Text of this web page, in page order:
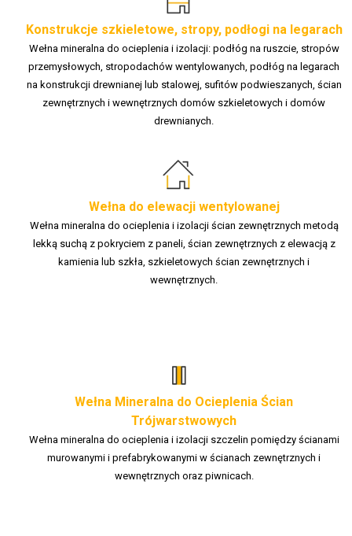
Konstrukcje szkieletowe, stropy, podłogi na legarach
Wełna mineralna do ocieplenia i izolacji: podłóg na ruszcie, stropów
przemysłowych, stropodachów wentylowanych, podłóg na legarach
na konstrukcji drewnianej lub stalowej, sufitów podwieszanych, ścian
zewnętrznych i wewnętrznych domów szkieletowych i domów
drewnianych.
Wełna do elewacji wentylowanej
Wełna mineralna do ocieplenia i izolacji ścian zewnętrznych metodą
lekką suchą z pokryciem z paneli, ścian zewnętrznych z elewacją z
kamienia lub szkła, szkieletowych ścian zewnętrznych i
wewnętrznych.
Wełna Mineralna do Ocieplenia Ścian
Trójwarstwowych
Wełna mineralna do ocieplenia i izolacji szczelin pomiędzy ścianami
murowanymi i prefabrykowanymi w ścianach zewnętrznych i
wewnętrznych oraz piwnicach.